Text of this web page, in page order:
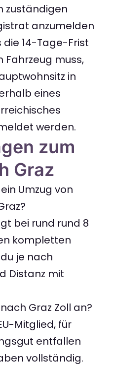
zuständigen
anzumelden
14-Tage-Frist
Fahrzeug muss,
in
eines
werden.
zum
Graz
Umzug von
bei rund rund 8
kompletten
je nach
Distanz mit
Graz Zoll an?
Mitglied, für
entfallen
vollständig.